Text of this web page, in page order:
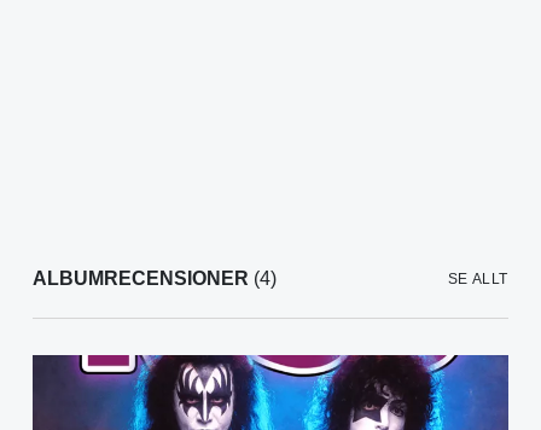
ALBUMRECENSIONER (4) SE ALLT